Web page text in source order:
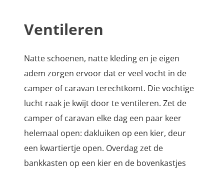
Ventileren
Natte schoenen, natte kleding en je eigen
adem zorgen ervoor dat er veel vocht in de
camper of caravan terechtkomt. Die vochtige
lucht raak je kwijt door te ventileren. Zet de
camper of caravan elke dag een paar keer
helemaal open: dakluiken op een kier, deur
een kwartiertje open. Overdag zet de
bankkasten op een kier en de bovenkastjes